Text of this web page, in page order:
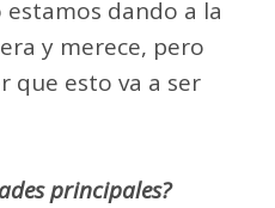
dando a la
y merece, pero
que esto va a ser
principales?